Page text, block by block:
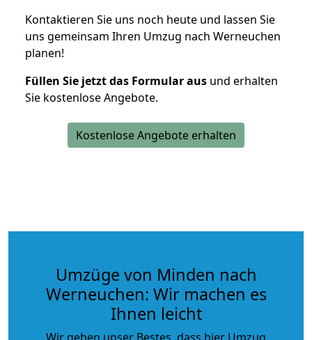
Kontaktieren Sie uns noch heute und lassen Sie
uns gemeinsam Ihren Umzug nach Werneuchen
planen!
Füllen Sie jetzt das Formular aus und erhalten
Sie kostenlose Angebote.
Kostenlose Angebote erhalten
Umzüge von Minden nach
Werneuchen: Wir machen es
Ihnen leicht
Wir geben unser Bestes, dass hier Umzug